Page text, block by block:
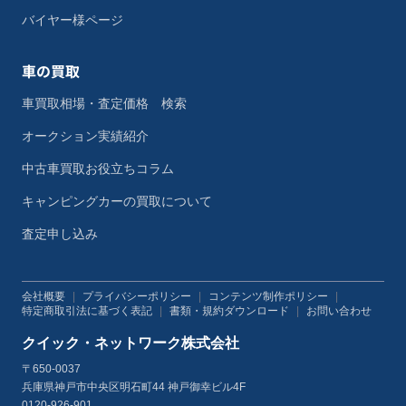
バイヤー様ページ
車の買取
車買取相場・査定価格 検索
オークション実績紹介
中古車買取お役立ちコラム
キャンピングカーの買取について
査定申し込み
会社概要 プライバシーポリシー コンテンツ制作ポリシー
特定商取引法に基づく表記
書類・規約ダウンロード お問い合わせ
クイック・ネットワーク株式会社
〒650-0037
兵庫県神戸市中央区明石町44 神戸御幸ビル4F